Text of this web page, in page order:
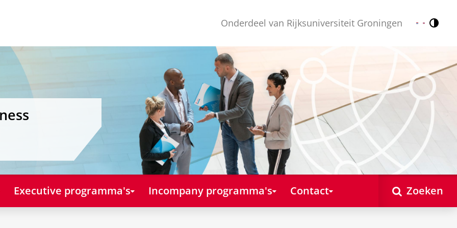
Onderdeel van Rijksuniversiteit Groningen Nederlands
English
Executive programma's Incompany programma's Contact Zoeken